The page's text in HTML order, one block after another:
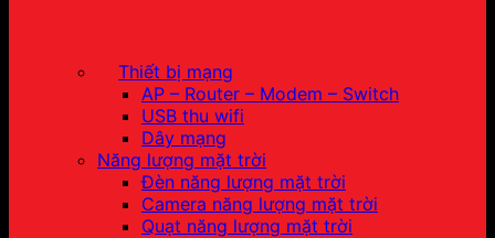
Thiết bị mạng
AP – Router – Modem – Switch
USB thu wifi
Dây mạng
Năng lượng mặt trời
Đèn năng lượng mặt trời
Camera năng lượng mặt trời
Quạt năng lượng mặt trời